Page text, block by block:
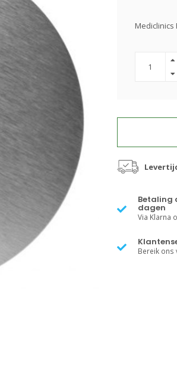
Mediclinics
Betaling
dagen
Via Klarna
Bereik ons